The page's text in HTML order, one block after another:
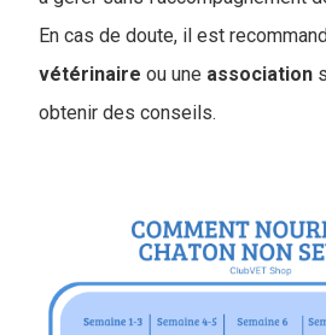
En cas de doute, il est
vétérinaire ou une association
obtenir des conseils.